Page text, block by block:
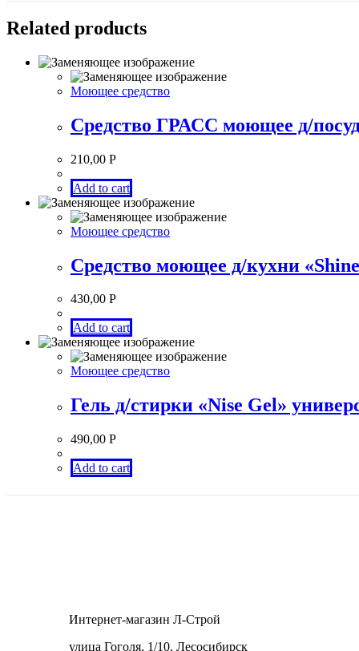
Related products
Моющее средство
Средство ГРАСС моющее д/
210,00 Р
Add to cart
Моющее средство
Средство моющее д/кухни
430,00 Р
Add to cart
Моющее средство
Гель д/стирки «Nise Gel»
490,00 Р
Add to cart
Интернет-магазин Л-Строй
улица Гоголя, 1/10, Лесосибирск